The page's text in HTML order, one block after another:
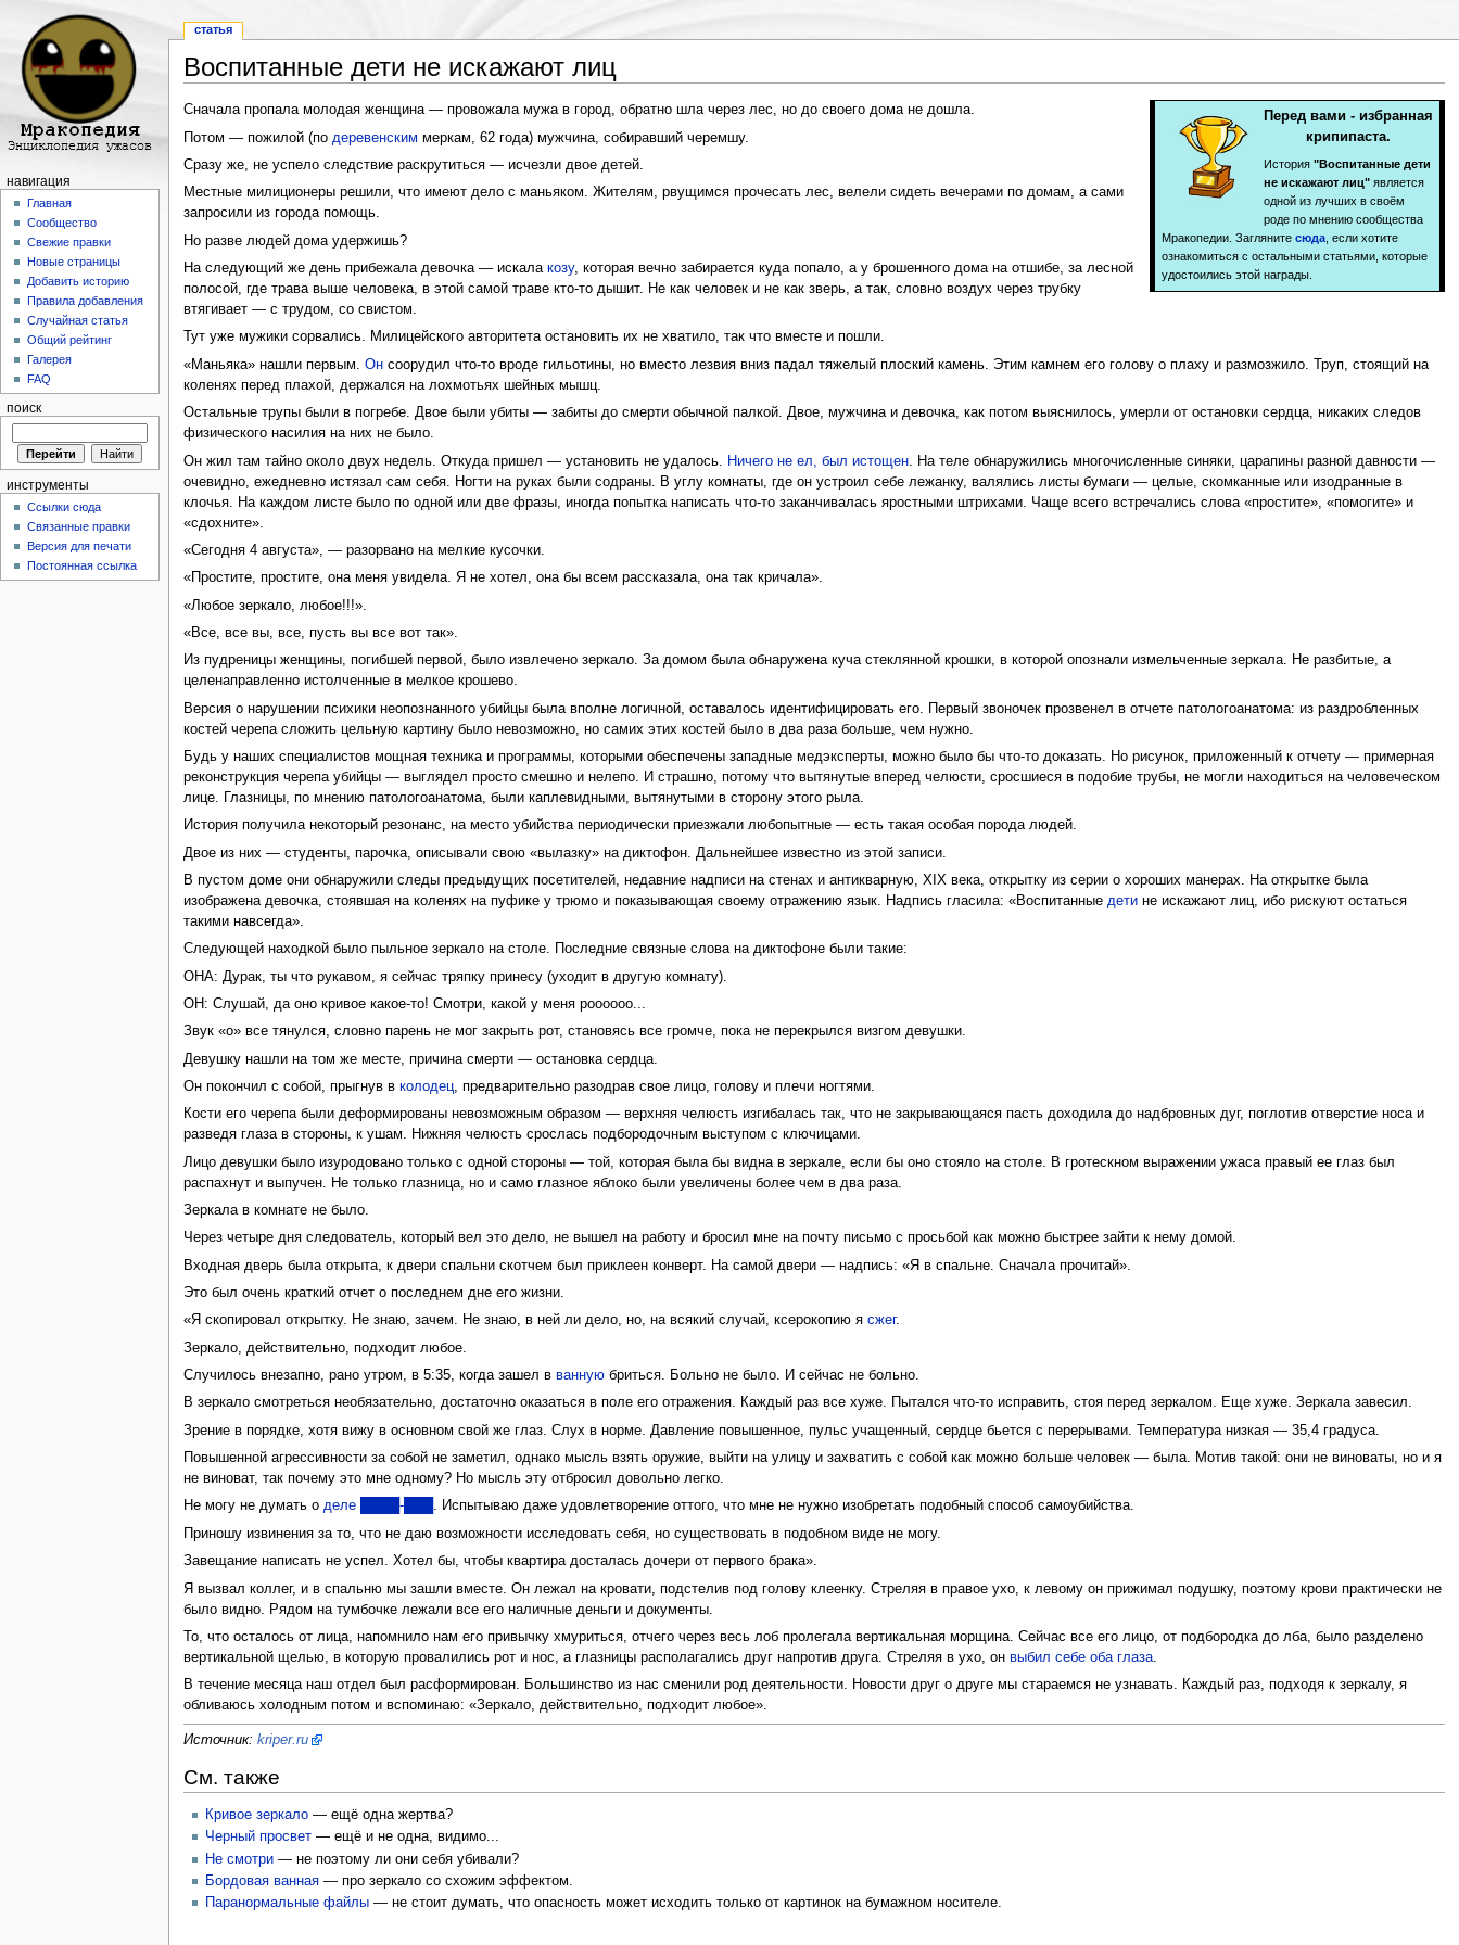
Воспитанные дети не искажают лиц
Перед вами - избранная
крипипаста.
История "Воспитанные дети
не искажают лиц"является
одной из лучших в своём
роде по мнению сообщества
Мракопедии. Загляните сюда, если хотите
ознакомиться с остальными статьями, которые
удостоились этой награды.
Сначала пропала молодая женщина — провожала мужа в город, обратно шла через лес, но до своего дома не дошла.
Потом — пожилой (по деревенским меркам, 62 года) мужчина, собиравший черемшу.
Сразу же, не успело следствие раскрутиться — исчезли двое детей.
Местные милиционеры решили, что имеют дело с маньяком. Жителям, рвущимся прочесать лес, велели сидеть вечерами по домам, а сами
запросили из города помощь.
Но разве людей дома удержишь?
На следующий же день прибежала девочка — искала козу, которая вечно забирается куда попало, а у брошенного дома на отшибе, за лесной
полосой, где трава выше человека, в этой самой траве кто-то дышит. Не как человек и не как зверь, а так, словно воздух через трубку
втягивает — с трудом, со свистом.
Тут уже мужики сорвались. Милицейского авторитета остановить их не хватило, так что вместе и пошли.
«Маньяка» нашли первым. Онсоорудил что-то вроде гильотины, но вместо лезвия вниз падал тяжелый плоский камень. Этим камнем его голову о плаху и размозжило. Труп, стоящий на
коленях перед плахой, держался на лохмотьях шейных мышц.
Остальные трупы были в погребе. Двое были убиты — забиты до смерти обычной палкой. Двое, мужчина и девочка, как потом выяснилось, умерли от остановки сердца, никаких следов
физического насилия на них не было.
Он жил там тайно около двух недель. Откуда пришел — установить не удалось.
Ничего не ел, был истощен. На теле обнаружились многочисленные синяки, царапины разной давности —
очевидно, ежедневно истязал сам себя. Ногти на руках были содраны. В углу комнаты, где он устроил себе лежанку, валялись листы бумаги — целые, скомканные или изодранные в
клочья. На каждом листе было по одной или две фразы, иногда попытка написать что-то заканчивалась яростными штрихами. Чаще всего встречались слова «простите», «помогите» и
«сдохните».
«Сегодня 4 августа», — разорвано на мелкие кусочки.
«Простите, простите, она меня увидела. Я не хотел, она бы всем рассказала, она так кричала».
«Любое зеркало, любое!!!».
«Все, все вы, все, пусть вы все вот так».
Из пудреницы женщины, погибшей первой, было извлечено зеркало. За домом была обнаружена куча стеклянной крошки, в которой опознали измельченные зеркала. Не разбитые, а
целенаправленно истолченные в мелкое крошево.
Версия о нарушении психики неопознанного убийцы была вполне логичной, оставалось идентифицировать его. Первый звоночек прозвенел в отчете патологоанатома: из раздробленных
костей черепа сложить цельную картину было невозможно, но самих этих костей было в два раза больше, чем нужно.
Будь у наших специалистов мощная техника и программы, которыми обеспечены западные медэксперты, можно было бы что-то доказать. Но рисунок, приложенный к отчету — примерная
реконструкция черепа убийцы — выглядел просто смешно и нелепо. И страшно, потому что вытянутые вперед челюсти, сросшиеся в подобие трубы, не могли находиться на человеческом
лице. Глазницы, по мнению патологоанатома, были каплевидными, вытянутыми в сторону этого рыла.
История получила некоторый резонанс, на место убийства периодически приезжали любопытные — есть такая особая порода людей.
Двое из них — студенты, парочка, описывали свою «вылазку» на диктофон. Дальнейшее известно из этой записи.
В пустом доме они обнаружили следы предыдущих посетителей, недавние надписи на стенах и антикварную, XIX века, открытку из серии о хороших манерах. На открытке была
изображена девочка, стоявшая на коленях на пуфике у трюмо и показывающая своему отражению язык. Надпись гласила: «Воспитанные детине искажают лиц, ибо рискуют остаться
такими навсегда».
Следующей находкой было пыльное зеркало на столе. Последние связные слова на диктофоне были такие:
ОНА: Дурак, ты что рукавом, я сейчас тряпку принесу (уходит в другую комнату).
ОН: Слушай, да оно кривое какое-то! Смотри, какой у меня роооооо...
Звук «о» все тянулся, словно парень не мог закрыть рот, становясь все громче, пока не перекрылся визгом девушки.
Девушку нашли на том же месте, причина смерти — остановка сердца.
Он покончил с собой, прыгнув в колодец, предварительно разодрав свое лицо, голову и плечи ногтями.
Кости его черепа были деформированы невозможным образом — верхняя челюсть изгибалась так, что не закрывающаяся пасть доходила до надбровных дуг, поглотив отверстие носа и
разведя глаза в стороны, к ушам. Нижняя челюсть срослась подбородочным выступом с ключицами.
Лицо девушки было изуродовано только с одной стороны — той, которая была бы видна в зеркале, если бы оно стояло на столе. В гротескном выражении ужаса правый ее глаз был
распахнут и выпучен. Не только глазница, но и само глазное яблоко были увеличены более чем в два раза.
Зеркала в комнате не было.
Через четыре дня следователь, который вел это дело, не вышел на работу и бросил мне на почту письмо с просьбой как можно быстрее зайти к нему домой.
Входная дверь была открыта, к двери спальни скотчем был приклеен конверт. На самой двери — надпись: «Я в спальне. Сначала прочитай».
Это был очень краткий отчет о последнем дне его жизни.
«Я скопировал открытку. Не знаю, зачем. Не знаю, в ней ли дело, но, на всякий случай, ксерокопию я сжег.
Зеркало, действительно, подходит любое.
Случилось внезапно, рано утром, в 5:35, когда зашел в ваннуюбриться. Больно не было. И сейчас не больно.
В зеркало смотреться необязательно, достаточно оказаться в поле его отражения. Каждый раз все хуже. Пытался что-то исправить, стоя перед зеркалом. Еще хуже. Зеркала завесил.
Зрение в порядке, хотя вижу в основном свой же глаз. Слух в норме. Давление повышенное, пульс учащенный, сердце бьется с перерывами. Температура низкая — 35,4 градуса.
Повышенной агрессивности за собой не заметил, однако мысль взять оружие, выйти на улицу и захватить с собой как можно больше человек — была. Мотив такой: они не виноваты, но и я
не виноват, так почему это мне одному? Но мысль эту отбросил довольно легко.
Не могу не думать о деле ████-███ . Испытываю даже удовлетворение оттого, что мне не нужно изобретать подобный способ самоубийства.
Приношу извинения за то, что не даю возможности исследовать себя, но существовать в подобном виде не могу.
Завещание написать не успел. Хотел бы, чтобы квартира досталась дочери от первого брака».
Я вызвал коллег, и в спальню мы зашли вместе. Он лежал на кровати, подстелив под голову клеенку. Стреляя в правое ухо, к левому он прижимал подушку, поэтому крови практически не
было видно. Рядом на тумбочке лежали все его наличные деньги и документы.
То, что осталось от лица, напомнило нам его привычку хмуриться, отчего через весь лоб пролегала вертикальная морщина. Сейчас все его лицо, от подбородка до лба, было разделено
вертикальной щелью, в которую провалились рот и нос, а глазницы располагались друг напротив друга. Стреляя в ухо, он выбил себе оба глаза.
В течение месяца наш отдел был расформирован. Большинство из нас сменили род деятельности. Новости друг о друге мы стараемся не узнавать. Каждый раз, подходя к зеркалу, я
обливаюсь холодным потом и вспоминаю: «Зеркало, действительно, подходит любое».
Источник: kriper.ru
См. также
Кривое зеркало— ещё одна жертва?
Черный просвет— ещё и не одна, видимо...
Не смотри— не поэтому ли они себя убивали?
Бордовая ванная— про зеркало со схожим эффектом.
Паранормальные файлы— не стоит думать, что опасность может исходить только от картинок на бумажном носителе.
статья
навигация
Главная
Сообщество
Свежие правки
Новые страницы
Добавить историю
Правила добавления
Случайная статья
Общий рейтинг
Галерея
FAQ
поиск
инструменты
Ссылки сюда
Связанные правки
Версия для печати
Постоянная ссылка